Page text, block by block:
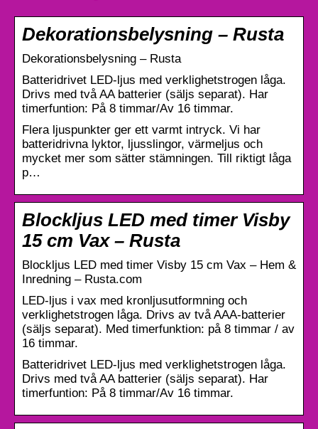
Dekorationsbelysning – Rusta
Dekorationsbelysning – Rusta
Batteridrivet LED-ljus med verklighetstrogen låga.
Drivs med två AA batterier (säljs separat). Har
timerfuntion: På 8 timmar/Av 16 timmar.
Flera ljuspunkter ger ett varmt intryck. Vi har
batteridrivna lyktor, ljusslingor, värmeljus och
mycket mer som sätter stämningen. Till riktigt låga
p…
Blockljus LED med timer Visby
15 cm Vax – Rusta
Blockljus LED med timer Visby 15 cm Vax – Hem &
Inredning – Rusta.com
LED-ljus i vax med kronljusutformning och
verklighetstrogen låga. Drivs av två AAA-batterier
(säljs separat). Med timerfunktion: på 8 timmar / av
16 timmar.
Batteridrivet LED-ljus med verklighetstrogen låga.
Drivs med två AA batterier (säljs separat). Har
timerfuntion: På 8 timmar/Av 16 timmar.